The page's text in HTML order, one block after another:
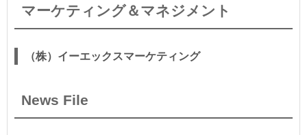
マーケティング＆マネジメント
（株）イーエックスマーケティング
News File